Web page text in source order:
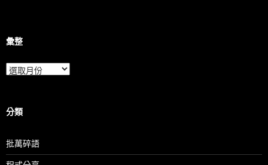
彙整
彙
整
分類
批萬碎語